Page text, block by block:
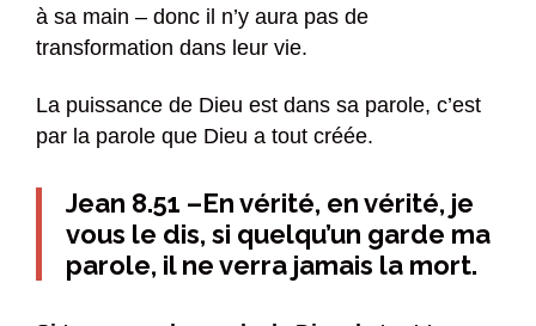
à sa main – donc il n’y aura pas de
transformation dans leur vie.
La puissance de Dieu est dans sa parole, c’est
par la parole que Dieu a tout créée.
Jean 8.51 –En vérité, en vérité, je
vous le dis, si quelqu’un garde ma
parole, il ne verra jamais la mort.